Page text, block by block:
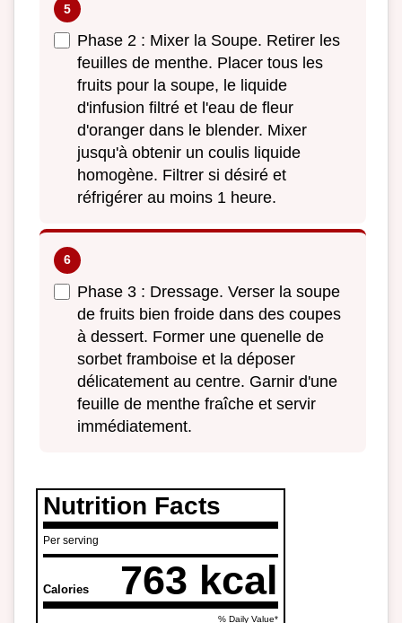
Phase 2 : Mixer la Soupe. Retirer les
feuilles de menthe. Placer tous les
fruits pour la soupe, le liquide
d'infusion filtré et l'eau de fleur
d'oranger dans le blender. Mixer
jusqu'à obtenir un coulis liquide
homogène. Filtrer si désiré et
réfrigérer au moins 1 heure.
Phase 3 : Dressage. Verser la soupe
de fruits bien froide dans des coupes
à dessert. Former une quenelle de
sorbet framboise et la déposer
délicatement au centre. Garnir d'une
feuille de menthe fraîche et servir
immédiatement.
Nutrition Facts
Per serving
Calories 763 kcal
% Daily Value*